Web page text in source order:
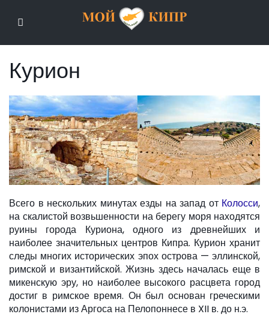
Курион
Всего в нескольких минутах езды на запад от Колосси,
на скалистой возвьшенности на берегу моря находятся
руины города Куриона, одного из древнейших и
наиболее значительных центров Кипра. Курион хранит
следы многих исторических эпох острова — эллинской,
римской и византийской. Жизнь здесь началась еще в
микенскую эру, но наиболее высокого расцвета город
достиг в римское время. Он был основан греческими
колонистами из Аргоса на Пелопоннесе в XII в. до н.э.